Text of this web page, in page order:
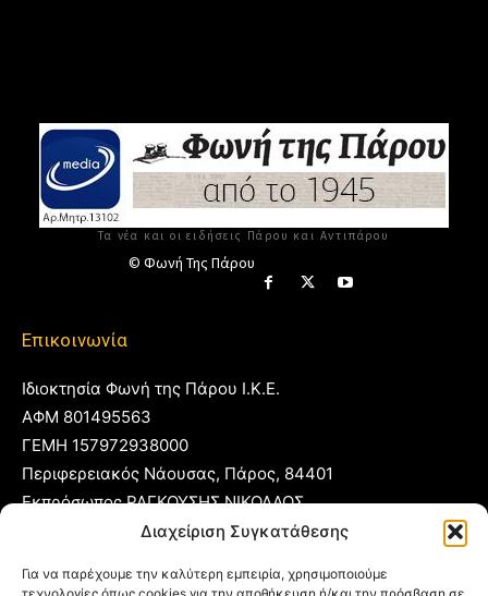
Διαχείριση Συγκατάθεσης
Για να παρέχουμε την καλύτερη εμπειρία, χρησιμοποιούμε
Τα νέα και οι ειδήσεις Πάρου και Αντιπάρου
© Φωνή Της Πάρου
Επικοινωνία
Ιδιοκτησία Φωνή της Πάρου Ι.Κ.Ε.
ΑΦΜ 801495563
ΓΕΜΗ 157972938000
Περιφερειακός Νάουσας, Πάρος, 84401
Εκπρόσωπος ΡΑΓΚΟΥΣΗΣ ΝΙΚΟΛΑΟΣ
Κ:6977 248885